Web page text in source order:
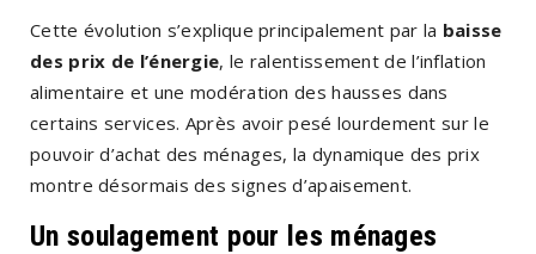
Cette évolution s’explique principalement par la baisse
des prix de l’énergie, le ralentissement de l’inflation
alimentaire et une modération des hausses dans
certains services. Après avoir pesé lourdement sur le
pouvoir d’achat des ménages, la dynamique des prix
montre désormais des signes d’apaisement.
Un soulagement pour les ménages